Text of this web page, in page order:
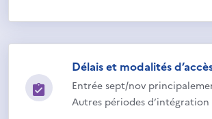
Délais et modalités
Entrée sept/nov
Autres périodes